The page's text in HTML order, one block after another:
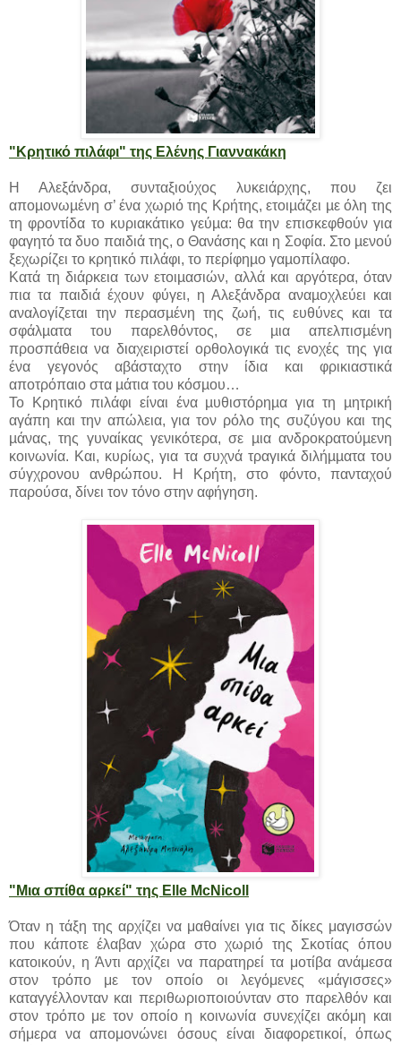
"Κρητικό πιλάφι" της Ελένης Γιαννακάκη
Η Αλεξάνδρα, συνταξιούχος λυκειάρχης, που ζει
αποµονωµένη σ’ ένα χωριό της Κρήτης, ετοιµάζει µε όλη της
τη φροντίδα το κυριακάτικο γεύµα: θα την επισκεφθούν για
φαγητό τα δυο παιδιά της, ο Θανάσης και η Σοφία. Στο µενού
ξεχωρίζει το κρητικό πιλάφι, το περίφηµο γαµοπίλαφο.
Κατά τη διάρκεια των ετοιµασιών, αλλά και αργότερα, όταν
πια τα παιδιά έχουν φύγει, η Αλεξάνδρα αναµοχλεύει και
αναλογίζεται την περασµένη της ζωή, τις ευθύνες και τα
σφάλµατα του παρελθόντος, σε µια απελπισµένη
προσπάθεια να διαχειριστεί ορθολογικά τις ενοχές της για
ένα γεγονός αβάσταχτο στην ίδια και φρικιαστικά
αποτρόπαιο στα µάτια του κόσµου…
Το Κρητικό πιλάφι είναι ένα µυθιστόρηµα για τη µητρική
αγάπη και την απώλεια, για τον ρόλο της συζύγου και της
µάνας, της γυναίκας γενικότερα, σε µια ανδροκρατούµενη
κοινωνία. Και, κυρίως, για τα συχνά τραγικά διλήµµατα του
σύγχρονου ανθρώπου. Η Κρήτη, στο φόντο, πανταχού
παρούσα, δίνει τον τόνο στην αφήγηση.
"Μια σπίθα αρκεί" της Elle McNicoll
Όταν η τάξη της αρχίζει να μαθαίνει για τις δίκες μαγισσών
που κάποτε έλαβαν χώρα στο χωριό της Σκοτίας όπου
κατοικούν, η Άντι αρχίζει να παρατηρεί τα μοτίβα ανάμεσα
στον τρόπο με τον οποίο οι λεγόμενες «μάγισσες»
καταγγέλλονταν και περιθωριοποιούνταν στο παρελθόν και
στον τρόπο με τον οποίο η κοινωνία συνεχίζει ακόμη και
σήμερα να απομονώνει όσους είναι διαφορετικοί, όπως